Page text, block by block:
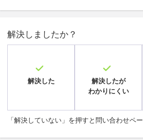
解決しましたか？
解決した
解決したが
わかりにくい
「解決していない」を押すと問い合わせペ